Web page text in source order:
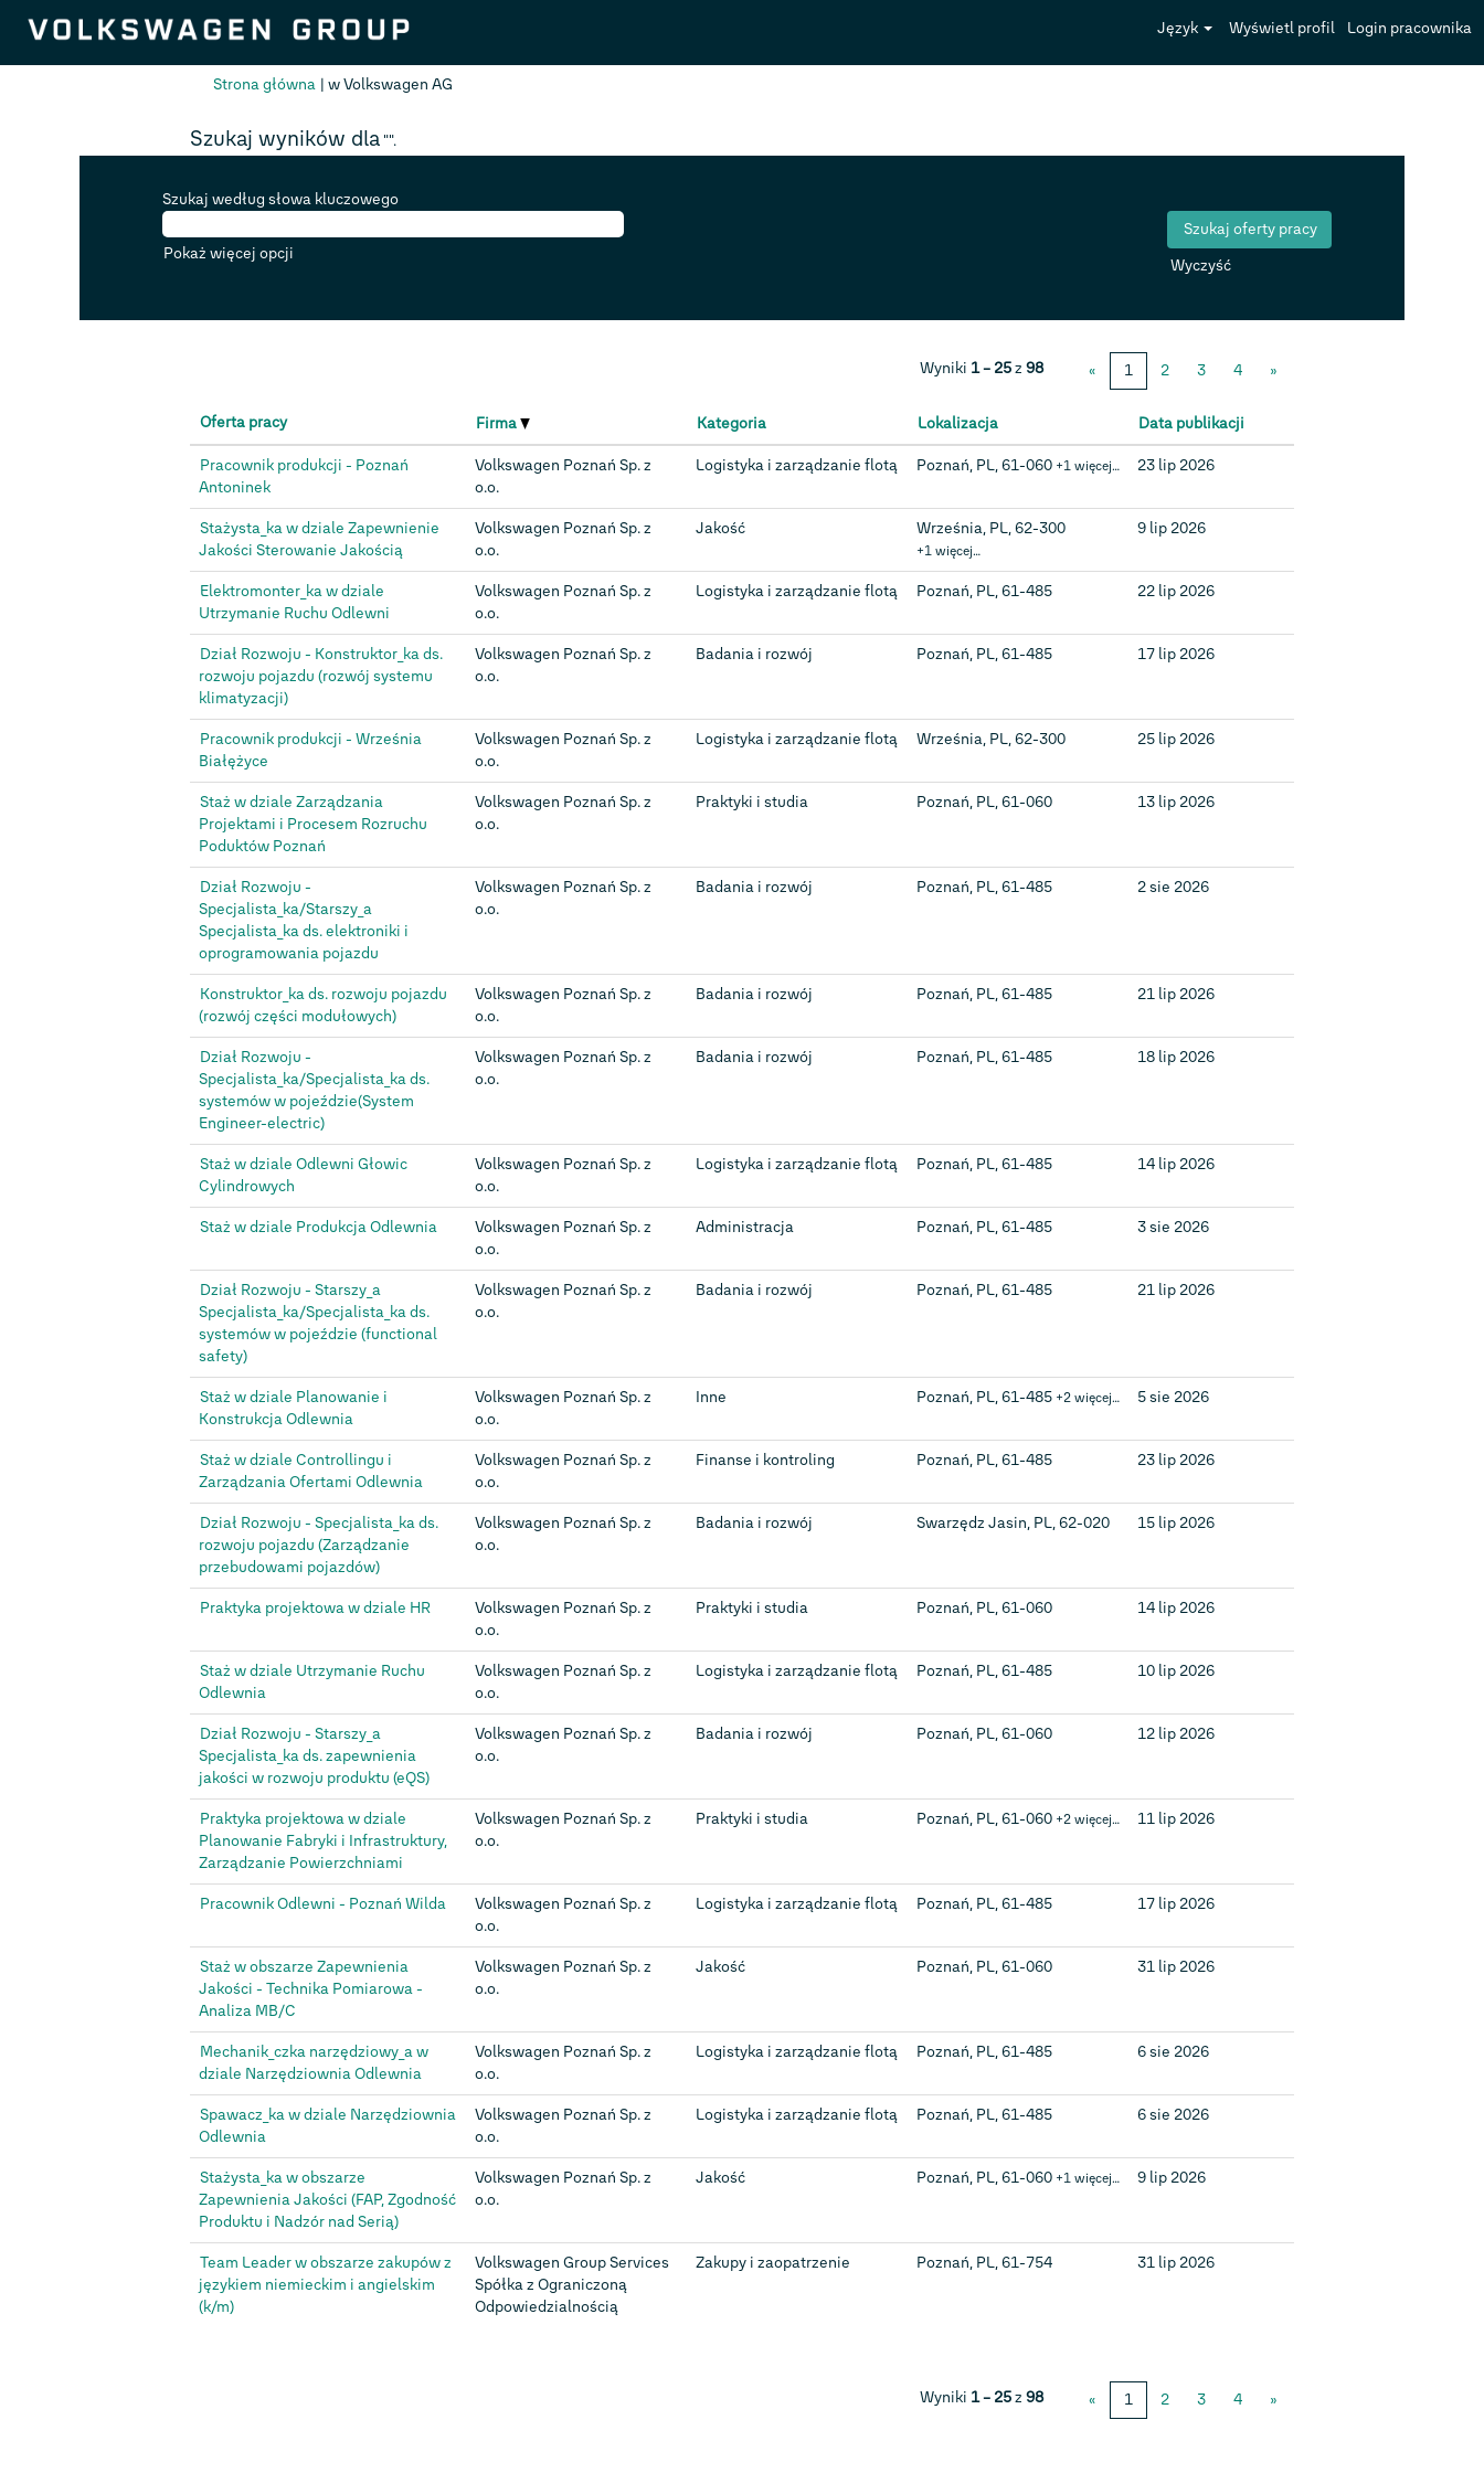
Język Wyświetl profil Login pracownika
Strona główna | w Volkswagen AG
Szukaj wyników dla "".
Szukaj według słowa kluczowego
Pokaż więcej opcji
Wyczyść
Wyniki 1 – 25z 98 « 1 2 3 4 »
Oferta pracy Firma Kategoria Lokalizacja Data publikacji
Pracownik produkcji - Poznań
Antoninek
Volkswagen Poznań Sp. z
o.o.
Logistyka i zarządzanie flotą Poznań, PL, 61-060 +1 więcej… 23 lip 2026
Stażysta_ka w dziale Zapewnienie
Jakości Sterowanie Jakością
Volkswagen Poznań Sp. z
o.o.
Jakość Września, PL, 62-300
+1 więcej…
9 lip 2026
Elektromonter_ka w dziale
Utrzymanie Ruchu Odlewni
Volkswagen Poznań Sp. z
o.o.
Logistyka i zarządzanie flotą Poznań, PL, 61-485 22 lip 2026
Dział Rozwoju - Konstruktor_ka ds.
rozwoju pojazdu (rozwój systemu
klimatyzacji)
Volkswagen Poznań Sp. z
o.o.
Badania i rozwój Poznań, PL, 61-485 17 lip 2026
Pracownik produkcji - Września
Białężyce
Volkswagen Poznań Sp. z
o.o.
Logistyka i zarządzanie flotą Września, PL, 62-300 25 lip 2026
Staż w dziale Zarządzania
Projektami i Procesem Rozruchu
Poduktów Poznań
Volkswagen Poznań Sp. z
o.o.
Praktyki i studia Poznań, PL, 61-060 13 lip 2026
Dział Rozwoju -
Specjalista_ka/Starszy_a
Specjalista_ka ds. elektroniki i
oprogramowania pojazdu
Volkswagen Poznań Sp. z
o.o.
Badania i rozwój Poznań, PL, 61-485 2 sie 2026
Konstruktor_ka ds. rozwoju pojazdu
(rozwój części modułowych)
Volkswagen Poznań Sp. z
o.o.
Badania i rozwój Poznań, PL, 61-485 21 lip 2026
Dział Rozwoju -
Specjalista_ka/Specjalista_ka ds.
systemów w pojeździe(System
Engineer-electric)
Volkswagen Poznań Sp. z
o.o.
Badania i rozwój Poznań, PL, 61-485 18 lip 2026
Staż w dziale Odlewni Głowic
Cylindrowych
Volkswagen Poznań Sp. z
o.o.
Logistyka i zarządzanie flotą Poznań, PL, 61-485 14 lip 2026
Staż w dziale Produkcja Odlewnia
Volkswagen Poznań Sp. z
o.o.
Administracja Poznań, PL, 61-485 3 sie 2026
Dział Rozwoju - Starszy_a
Specjalista_ka/Specjalista_ka ds.
systemów w pojeździe (functional
safety)
Volkswagen Poznań Sp. z
o.o.
Badania i rozwój Poznań, PL, 61-485 21 lip 2026
Staż w dziale Planowanie i
Konstrukcja Odlewnia
Volkswagen Poznań Sp. z
o.o.
Inne Poznań, PL, 61-485 +2 więcej… 5 sie 2026
Staż w dziale Controllingu i
Zarządzania Ofertami Odlewnia
Volkswagen Poznań Sp. z
o.o.
Finanse i kontroling Poznań, PL, 61-485 23 lip 2026
Dział Rozwoju - Specjalista_ka ds.
rozwoju pojazdu (Zarządzanie
przebudowami pojazdów)
Volkswagen Poznań Sp. z
o.o.
Badania i rozwój Swarzędz Jasin, PL, 62-020 15 lip 2026
Praktyka projektowa w dziale HR
Volkswagen Poznań Sp. z
o.o.
Praktyki i studia Poznań, PL, 61-060 14 lip 2026
Staż w dziale Utrzymanie Ruchu
Odlewnia
Volkswagen Poznań Sp. z
o.o.
Logistyka i zarządzanie flotą Poznań, PL, 61-485 10 lip 2026
Dział Rozwoju - Starszy_a
Specjalista_ka ds. zapewnienia
jakości w rozwoju produktu (eQS)
Volkswagen Poznań Sp. z
o.o.
Badania i rozwój Poznań, PL, 61-060 12 lip 2026
Praktyka projektowa w dziale
Planowanie Fabryki i Infrastruktury,
Zarządzanie Powierzchniami
Volkswagen Poznań Sp. z
o.o.
Praktyki i studia Poznań, PL, 61-060 +2 więcej… 11 lip 2026
Pracownik Odlewni - Poznań Wilda
Volkswagen Poznań Sp. z
o.o.
Logistyka i zarządzanie flotą Poznań, PL, 61-485 17 lip 2026
Staż w obszarze Zapewnienia
Jakości - Technika Pomiarowa -
Analiza MB/C
Volkswagen Poznań Sp. z
o.o.
Jakość Poznań, PL, 61-060 31 lip 2026
Mechanik_czka narzędziowy_a w
dziale Narzędziownia Odlewnia
Volkswagen Poznań Sp. z
o.o.
Logistyka i zarządzanie flotą Poznań, PL, 61-485 6 sie 2026
Spawacz_ka w dziale Narzędziownia
Odlewnia
Volkswagen Poznań Sp. z
o.o.
Logistyka i zarządzanie flotą Poznań, PL, 61-485 6 sie 2026
Stażysta_ka w obszarze
Zapewnienia Jakości (FAP, Zgodność
Produktu i Nadzór nad Serią)
Volkswagen Poznań Sp. z
o.o.
Jakość Poznań, PL, 61-060 +1 więcej… 9 lip 2026
Team Leader w obszarze zakupów z
językiem niemieckim i angielskim
(k/m)
Volkswagen Group Services
Spółka z Ograniczoną
Odpowiedzialnością
Zakupy i zaopatrzenie Poznań, PL, 61-754 31 lip 2026
Wyniki 1 – 25z 98 « 1 2 3 4 »